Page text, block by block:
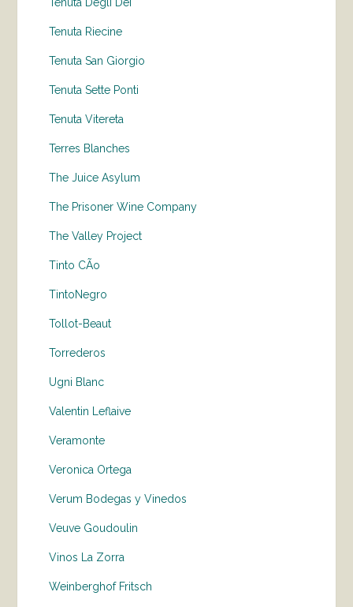
Tenuta Riecine
Tenuta San Giorgio
Tenuta Sette Ponti
Tenuta Vitereta
Terres Blanches
The Juice Asylum
The Prisoner Wine Company
The Valley Project
Tinto CÃo
TintoNegro
Tollot-Beaut
Torrederos
Ugni Blanc
Valentin Leflaive
Veramonte
Veronica Ortega
Verum Bodegas y Vinedos
Veuve Goudoulin
Vinos La Zorra
Weinberghof Fritsch